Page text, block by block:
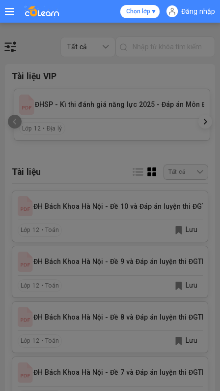
Chọn lớp Đăng nhập
Tất cả
Tài liệu VIP
ĐHSP - Kì thi đánh giá năng lực 2025 - Đáp án Môn Địa lý
Lớp 12 • Địa lý
Tài liệu Tất cả
ĐH Bách Khoa Hà Nội - Đề 10 và Đáp án luyện thi ĐGTD
Lớp 12 • Toán Lưu
ĐH Bách Khoa Hà Nội - Đề 9 và Đáp án luyện thi ĐGTD
Lớp 12 • Toán Lưu
ĐH Bách Khoa Hà Nội - Đề 8 và Đáp án luyện thi ĐGTD
Lớp 12 • Toán Lưu
ĐH Bách Khoa Hà Nội - Đề 7 và Đáp án luyện thi ĐGTD